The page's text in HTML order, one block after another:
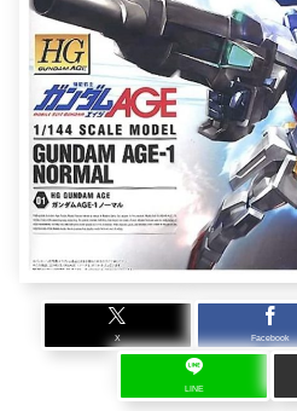
X Facebook
LINE